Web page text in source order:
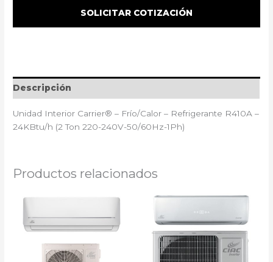
Descripción
Unidad Interior Carrier® – Frío/Calor – Refrigerante R410A –
24KBtu/h (2 Ton 220-240V-50/60Hz-1Ph)
Productos relacionados